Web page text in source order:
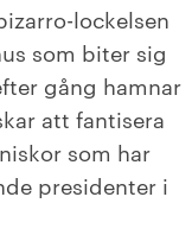
lockelsen
som biter sig
gång hamnar
att fantisera
som har
presidenter i